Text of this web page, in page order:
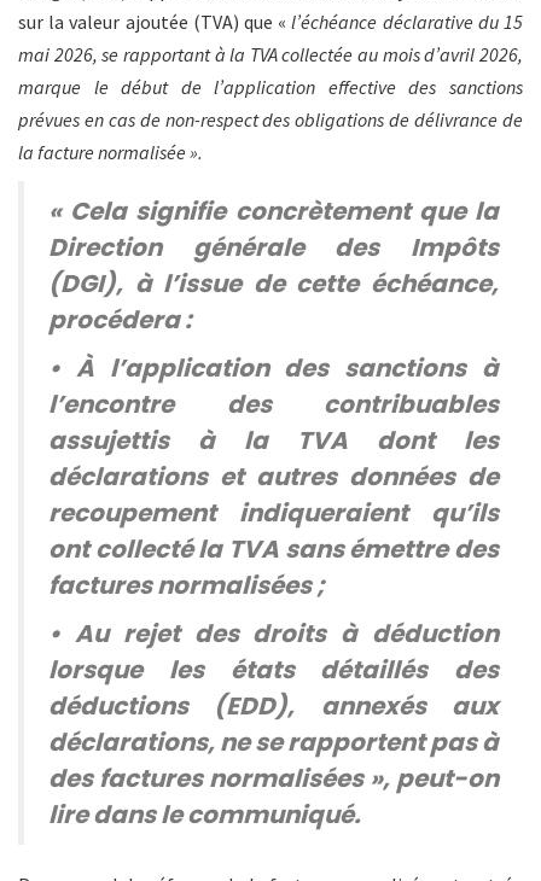
sur la valeur ajoutée (TVA) que «l’échéance déclarative du 15
mai 2026, se rapportant à la TVA collectée au mois d’avril 2026,
marque le début de l’application effective des sanctions
prévues en cas de non-respect des obligations de délivrance de
la facture normalisée ».
« Cela signifie concrètement que la
Direction générale des Impôts
(DGI), à l’issue de cette échéance,
procédera :
• À l’application des sanctions à
l’encontre des contribuables
assujettis à la TVA dont les
déclarations et autres données de
recoupement indiqueraient qu’ils
ont collecté la TVA sans émettre des
factures normalisées ;
• Au rejet des droits à déduction
lorsque les états détaillés des
déductions (EDD), annexés aux
déclarations, ne se rapportent pas à
des factures normalisées », peut-on
lire dans le communiqué.